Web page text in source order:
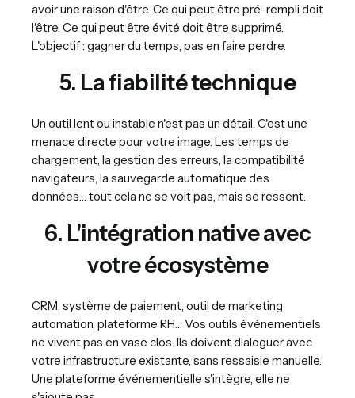
avoir une raison d'être. Ce qui peut être pré-rempli doit
l'être. Ce qui peut être évité doit être supprimé.
L'objectif : gagner du temps, pas en faire perdre.
5. La fiabilité technique
Un outil lent ou instable n'est pas un détail. C'est une
menace directe pour votre image. Les temps de
chargement, la gestion des erreurs, la compatibilité
navigateurs, la sauvegarde automatique des
données… tout cela ne se voit pas, mais se ressent.
6. L'intégration native avec
votre écosystème
CRM, système de paiement, outil de marketing
automation, plateforme RH… Vos outils événementiels
ne vivent pas en vase clos. Ils doivent dialoguer avec
votre infrastructure existante, sans ressaisie manuelle.
Une plateforme événementielle s'intègre, elle ne